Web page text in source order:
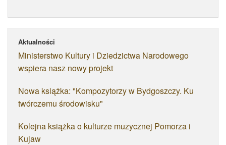
Aktualności
Ministerstwo Kultury i Dziedzictwa Narodowego
wspiera nasz nowy projekt
Nowa książka: "Kompozytorzy w Bydgoszczy. Ku
twórczemu środowisku"
Kolejna książka o kulturze muzycznej Pomorza i
Kujaw